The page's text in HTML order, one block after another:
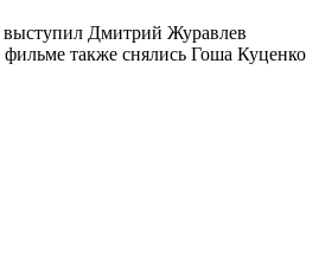
выступил Дмитрий Журавлев
также снялись Гоша Куценко